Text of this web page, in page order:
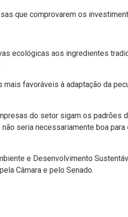
que comprovarem os
ecológicas aos ingredientes
favoráveis à adaptação da
do setor sigam os padrões
seria necessariamente boa
e Desenvolvimento
Câmara e pelo Senado.